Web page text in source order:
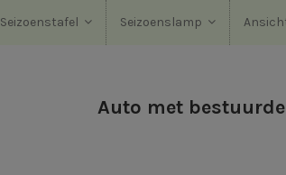
Seizoenstafel Seizoenslamp
Auto met